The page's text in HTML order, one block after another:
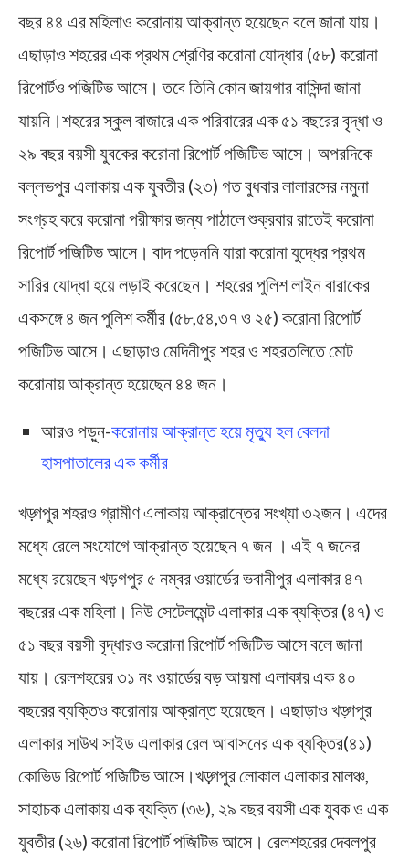
বছর ৪৪ এর মহিলাও করোনায় আক্রান্ত হয়েছেন বলে জানা যায়।
এছাড়াও শহরের এক প্রথম শ্রেণির করোনা যোদ্ধার (৫৮) করোনা
রিপোর্টও পজিটিভ আসে। তবে তিনি কোন জায়গার বাসিন্দা জানা
যায়নি।শহরের স্কুল বাজারে এক পরিবারের এক ৫১ বছরের বৃদ্ধা ও
২৯ বছর বয়সী যুবকের করোনা রিপোর্ট পজিটিভ আসে। অপরদিকে
বল্লভপুর এলাকায় এক যুবতীর (২৩) গত বুধবার লালারসের নমুনা
সংগ্রহ করে করোনা পরীক্ষার জন্য পাঠালে শুক্রবার রাতেই করোনা
রিপোর্ট পজিটিভ আসে। বাদ পড়েননি যারা করোনা যুদ্ধের প্রথম
সারির যোদ্ধা হয়ে লড়াই করেছেন। শহরের পুলিশ লাইন বারাকের
একসঙ্গে ৪ জন পুলিশ কর্মীর (৫৮,৫৪,৩৭ ও ২৫) করোনা রিপোর্ট
পজিটিভ আসে। এছাড়াও মেদিনীপুর শহর ও শহরতলিতে মোট
করোনায় আক্রান্ত হয়েছেন ৪৪ জন।
আরও পড়ুন-করোনায় আক্রান্ত হয়ে মৃত্যু হল বেলদা
হাসপাতালের এক কর্মীর
খড়্গপুর শহরও গ্রামীণ এলাকায় আক্রান্তের সংখ্যা ৩২জন। এদের
মধ্যে রেলে সংযোগে আক্রান্ত হয়েছেন ৭ জন । এই ৭ জনের
মধ্যে রয়েছেন খড়গপুর ৫ নম্বর ওয়ার্ডের ভবানীপুর এলাকার ৪৭
বছরের এক মহিলা। নিউ সেটেলমেন্ট এলাকার এক ব্যক্তির (৪৭) ও
৫১ বছর বয়সী বৃদ্ধারও করোনা রিপোর্ট পজিটিভ আসে বলে জানা
যায়। রেলশহরের ৩১ নং ওয়ার্ডের বড় আয়মা এলাকার এক ৪০
বছরের ব্যক্তিও করোনায় আক্রান্ত হয়েছেন। এছাড়াও খড়্গপুর
এলাকার সাউথ সাইড এলাকার রেল আবাসনের এক ব্যক্তির(৪১)
কোভিড রিপোর্ট পজিটিভ আসে।খড়্গপুর লোকাল এলাকার মালঞ্চ,
সাহাচক এলাকায় এক ব্যক্তি (৩৬), ২৯ বছর বয়সী এক যুবক ও এক
যুবতীর (২৬) করোনা রিপোর্ট পজিটিভ আসে। রেলশহরের দেবলপুর